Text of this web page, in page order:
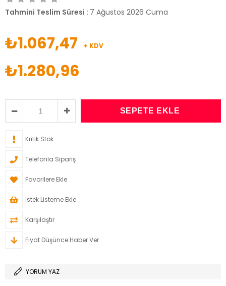
Tahmini Teslim Süresi : 7 Ağustos 2026 Cuma
₺1.067,47 + KDV
₺1.280,96
Kritik Stok
Telefonla Sipariş
Favorilere Ekle
İstek Listeme Ekle
Karşılaştır
Fiyat Düşünce Haber Ver
YORUM YAZ